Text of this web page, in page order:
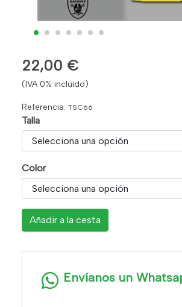
22,00 €
(IVA 0% incluido)
Referencia: TSC66
Talla
Color
Añadir a la cesta
Envíanos un